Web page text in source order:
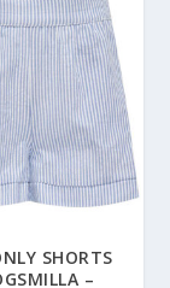
SHORTS
–